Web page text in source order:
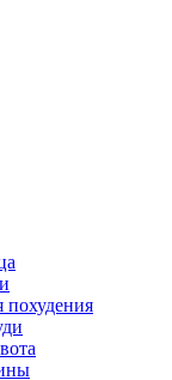
похудения